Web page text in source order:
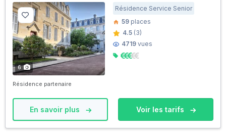
6
Résidence Service Senior
59 places
4.5 (3)
4719 vues
Résidence partenaire
En savoir plus Voir les tarifs